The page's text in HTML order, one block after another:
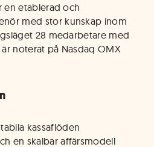
en etablerad och
med stor kunskap inom
28 medarbetare med
noterat på Nasdaq OMX
kassaflöden
en skalbar affärsmodell